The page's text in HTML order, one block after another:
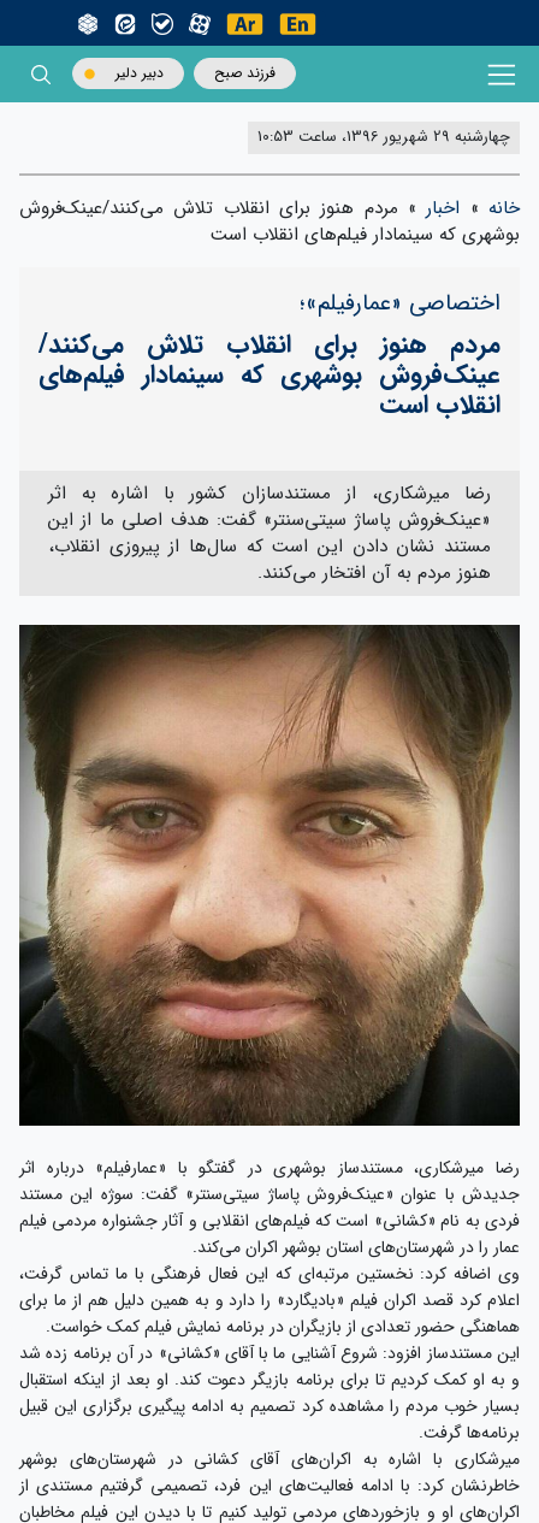
فرزند صبح دبیر دلیر
چهارشنبه 29 شهریور 1396، ساعت 10:53
خانه» اخبار » مردم هنوز برای انقلاب تلاش می‌کنند/عینک‌فروش
بوشهری که سینمادار فیلم‌های انقلاب است
اختصاصی «عمارفیلم»؛
مردم هنوز برای انقلاب تلاش می‌کنند/
عینک‌فروش بوشهری که سینمادار فیلم‌های
انقلاب است
رضا میرشکاری، از مستندسازان کشور با اشاره به اثر
«عینک‌فروش پاساژ سیتی‌سنتر» گفت: هدف اصلی ما از این
مستند نشان دادن این است که سال‌ها از پیروزی انقلاب،
هنوز مردم به آن افتخار می‌کنند.
رضا میرشکاری، مستندساز بوشهری در گفتگو با «عمارفیلم» درباره اثر
جدیدش با عنوان «عینک‌فروش پاساژ سیتی‌سنتر» گفت: سوژه این مستند
فردی به نام «کشانی» است که فیلم‌های انقلابی و آثار جشنواره مردمی فیلم
عمار را در شهرستان‌های استان بوشهر اکران می‌کند.
وی اضافه کرد: نخستین مرتبه‌ای که این فعال فرهنگی با ما تماس گرفت،
اعلام کرد قصد اکران فیلم «بادیگارد» را دارد و به همین دلیل هم از ما برای
هماهنگی حضور تعدادی از بازیگران در برنامه نمایش فیلم کمک خواست.
این مستندساز افزود: شروع آشنایی ما با آقای «کشانی» در آن برنامه زده شد
و به او کمک کردیم تا برای برنامه بازیگر دعوت کند. او بعد از اینکه استقبال
بسیار خوب مردم را مشاهده کرد تصمیم به ادامه پیگیری برگزاری این قبیل
برنامه‌ها گرفت.
میرشکاری با اشاره به اکران‌های آقای کشانی در شهرستان‌های بوشهر
خاطرنشان کرد: با ادامه فعالیت‌های این فرد، تصمیمی گرفتیم مستندی از
اکران‌های او و بازخوردهای مردمی تولید کنیم تا با دیدن این فیلم مخاطبان